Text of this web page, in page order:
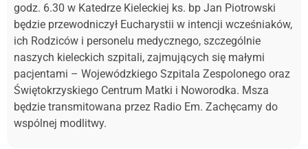
godz. 6.30 w Katedrze Kieleckiej ks. bp Jan Piotrowski
będzie przewodniczył Eucharystii w intencji wcześniaków,
ich Rodziców i personelu medycznego, szczególnie
naszych kieleckich szpitali, zajmujących się małymi
pacjentami – Wojewódzkiego Szpitala Zespolonego oraz
Świętokrzyskiego Centrum Matki i Noworodka. Msza
będzie transmitowana przez Radio Em. Zachęcamy do
wspólnej modlitwy.